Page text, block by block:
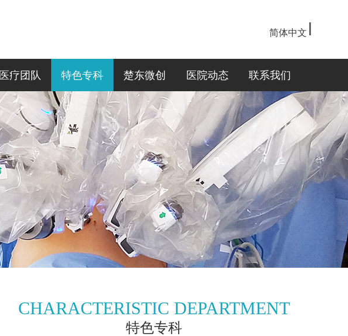
医疗团队 特色专科 楚东微创 医院动态 联系我们
简体中文
CHARACTERISTIC DEPARTMENT
特色专科